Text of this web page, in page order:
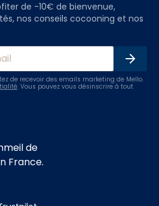
de -10€ de bienvenue,
nos conseils cocooning et nos
de recevoir des emails marketing de Mello.
. Vous pouvez vous désinscrire à tout
de
France.